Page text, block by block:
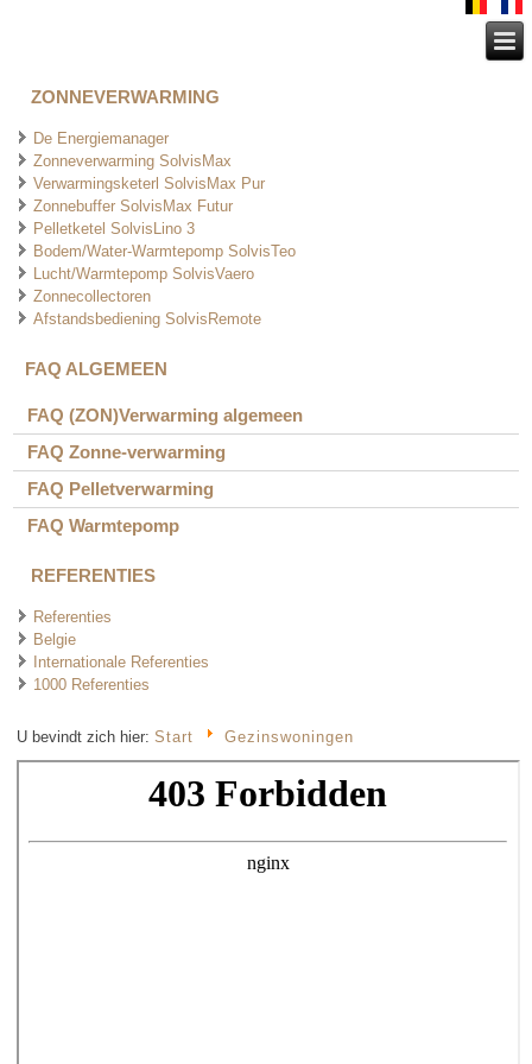
ZONNEVERWARMING
De Energiemanager
Zonneverwarming SolvisMax
Verwarmingsketerl SolvisMax Pur
Zonnebuffer SolvisMax Futur
Pelletketel SolvisLino 3
Bodem/Water-Warmtepomp SolvisTeo
Lucht/Warmtepomp SolvisVaero
Zonnecollectoren
Afstandsbediening SolvisRemote
FAQ ALGEMEEN
FAQ (ZON)Verwarming algemeen
FAQ Zonne-verwarming
FAQ Pelletverwarming
FAQ Warmtepomp
REFERENTIES
Referenties
Belgie
Internationale Referenties
1000 Referenties
U bevindt zich hier:Start Gezinswoningen